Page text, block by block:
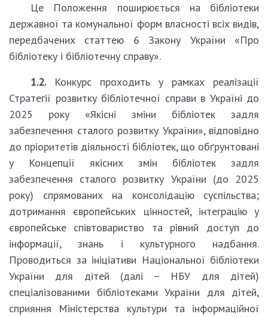
Це Положення поширюється на бібліотеки
державної та комунальної форм власності всіх видів,
передбачених статтею 6 Закону України «Про
бібліотеку і бібліотечну справу».
1.2.Конкурс проходить у рамках реалізації
Стратегії розвитку бібліотечної справи в Україні до
2025 року «Якісні зміни бібліотек задля
забезпечення сталого розвитку України», відповідно
до пріоритетів діяльності бібліотек, що обґрунтовані
у Концепції якісних змін бібліотек задля
забезпечення сталого розвитку України (до 2025
року) спрямованих на консолідацію суспільства;
дотримання європейських цінностей, інтеграцію у
європейське співтовариство та рівний доступ до
інформації, знань і культурного надбання.
Проводиться за ініціативи Національної бібліотеки
України для дітей (далі – НБУ для дітей)
спеціалізованими бібліотеками України для дітей,
сприяння Міністерства культури та інформаційної